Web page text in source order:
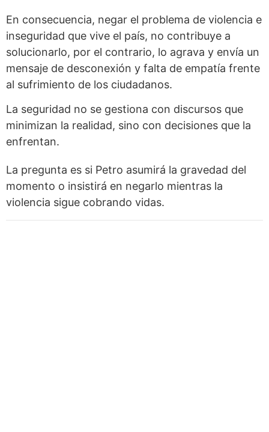
En consecuencia, negar el problema de violencia e
inseguridad que vive el país, no contribuye a
solucionarlo, por el contrario, lo agrava y envía un
mensaje de desconexión y falta de empatía frente
al sufrimiento de los ciudadanos.
La seguridad no se gestiona con discursos que
minimizan la realidad, sino con decisiones que la
enfrentan.
La pregunta es si Petro asumirá la gravedad del
momento o insistirá en negarlo mientras la
violencia sigue cobrando vidas.